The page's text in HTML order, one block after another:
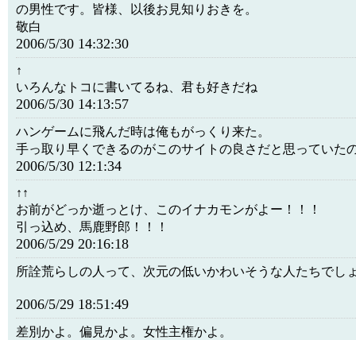
の男性です。皆様、以後お見知りおきを。
敬白
2006/5/30 14:32:30
↑
いろんなトコに書いてるね、君も好きだね
2006/5/30 14:13:57
ハンゲームに飛んだ時は俺もがっくり来た。
手っ取り早くできるのがこのサイトの良さだと思っていた
2006/5/30 12:1:34
↑↑
お前がどっか逝っとけ、このイナカモンがよー！！！
引っ込め、馬鹿野郎！！！
2006/5/29 20:16:18
所詮荒らしの人って、次元の低いかわいそうな人たちでし
2006/5/29 18:51:49
差別かよ。偏見かよ。女性主権かよ。